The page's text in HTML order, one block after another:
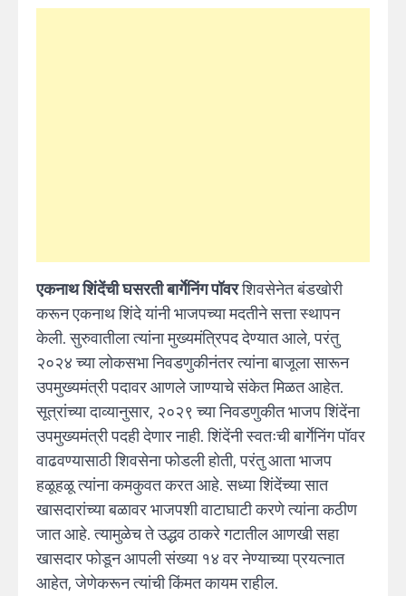
एकनाथ शिंदेंची घसरती बार्गेनिंग पॉवरशिवसेनेत बंडखोरी
करून एकनाथ शिंदे यांनी भाजपच्या मदतीने सत्ता स्थापन
केली. सुरुवातीला त्यांना मुख्यमंत्रिपद देण्यात आले, परंतु
२०२४ च्या लोकसभा निवडणुकीनंतर त्यांना बाजूला सारून
उपमुख्यमंत्री पदावर आणले जाण्याचे संकेत मिळत आहेत.
सूत्रांच्या दाव्यानुसार, २०२९ च्या निवडणुकीत भाजप शिंदेंना
उपमुख्यमंत्री पदही देणार नाही. शिंदेंनी स्वतःची बार्गेनिंग पॉवर
वाढवण्यासाठी शिवसेना फोडली होती, परंतु आता भाजप
हळूहळू त्यांना कमकुवत करत आहे. सध्या शिंदेंच्या सात
खासदारांच्या बळावर भाजपशी वाटाघाटी करणे त्यांना कठीण
जात आहे. त्यामुळेच ते उद्धव ठाकरे गटातील आणखी सहा
खासदार फोडून आपली संख्या १४ वर नेण्याच्या प्रयत्नात
आहेत, जेणेकरून त्यांची किंमत कायम राहील.